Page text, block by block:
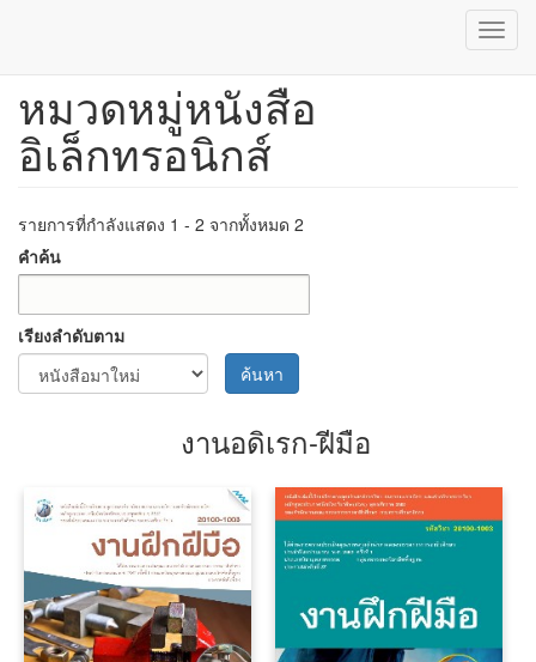
เนื้อหา
หมวดหมู่หนังสือ
อิเล็กทรอนิกส์
รายการที่กำลังแสดง 1 - 2 จากทั้งหมด 2
คำค้น
เรียงลำดับตาม
ค้นหา
งานอดิเรก-ฝีมือ